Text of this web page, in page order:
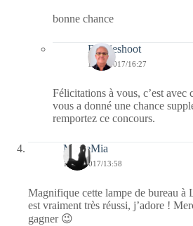
bonne chance
Bernieshoot
19/05/2017/16:27
Félicitations à vous, c’est avec
vous a donné une chance
remportez ce concours.
MazieMia
17/05/2017/13:58
Magnifique cette lampe de bureau à
est vraiment très réussi, j’adore !
gagner 😉